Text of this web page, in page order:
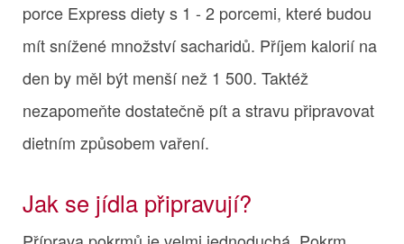
porce Express diety s 1 - 2 porcemi, které budou
mít snížené množství sacharidů. Příjem kalorií na
den by měl být menší než 1 500. Taktéž
nezapomeňte dostatečně pít a stravu připravovat
dietním způsobem vaření.
Jak se jídla připravují?